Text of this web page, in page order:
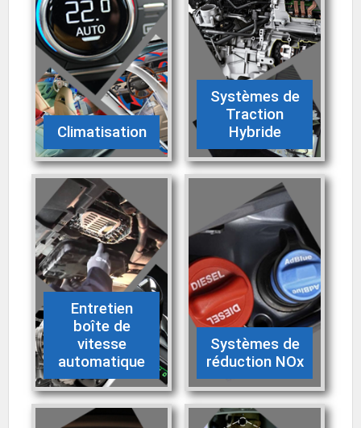
Climatisation
Systèmes de
Traction
Hybride
Entretien
boîte de
vitesse
automatique
Systèmes de
réduction NOx